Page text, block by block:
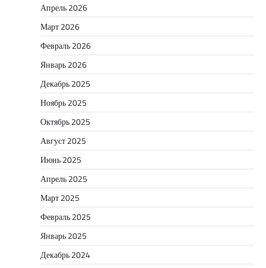
Апрель 2026
Март 2026
Февраль 2026
Январь 2026
Декабрь 2025
Ноябрь 2025
Октябрь 2025
Август 2025
Июнь 2025
Апрель 2025
Март 2025
Февраль 2025
Январь 2025
Декабрь 2024